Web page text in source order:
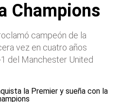
Champions
campeón de la
vez en cuatro años
del Manchester United